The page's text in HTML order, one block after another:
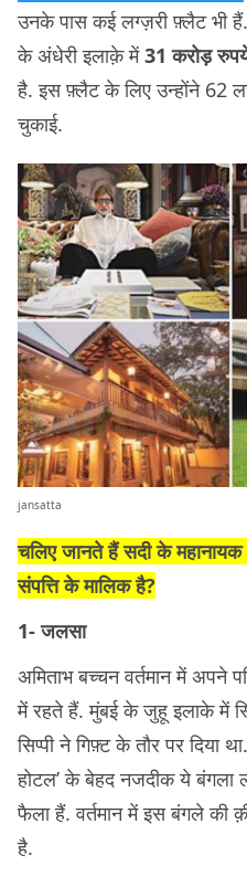
उनके पास कई लग्ज़री फ़्लैट भी
के अंधेरी इलाक़े में31 करोड़
है. इस फ़्लैट के लिए उन्होंने 62
चुकाई.
jansatta
चलिए जानते हैं सदी के
संपत्ति के मालिक है?
1- जलसा
अमिताभ बच्चन वर्तमान में अपने
में रहते हैं. मुंबई के जुहू इलाके में
सिप्पी ने गिफ़्ट के तौर पर दिया
होटल’ के बेहद नजदीक ये
फैला हैं. वर्तमान में इस बंगले की
है.